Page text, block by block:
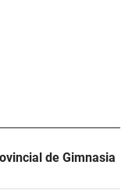
de Gimnasia